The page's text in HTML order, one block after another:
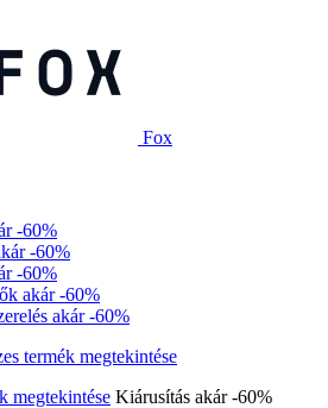
Fox
-60%
-60%
-60%
akár -60%
akár -60%
megtekintése Kiárusítás akár -60%